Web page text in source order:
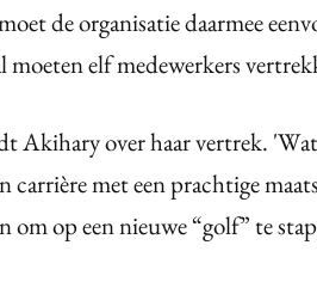
de organisatie daarmee
elf medewerkers
Akihary over haar vertrek.
met een prachtige
om op een nieuwe “golf” te